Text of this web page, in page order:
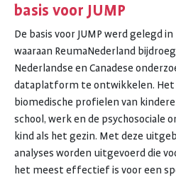
basis voor JUMP
De basis voor JUMP werd gelegd
waaraan ReumaNederland
Nederlandse en Canadese
dataplatform te ontwikkelen.
biomedische profielen van
school, werk en de psychosociale
kind als het gezin. Met deze
analyses worden uitgevoerd die
het meest effectief is voor een